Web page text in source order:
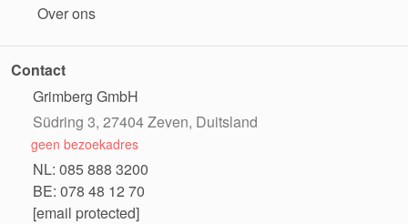
Over ons
Contact
Grimberg GmbH
Südring 3, 27404 Zeven, Duitsland
geen bezoekadres
NL: 085 888 3200
BE: 078 48 12 70
[email protected]